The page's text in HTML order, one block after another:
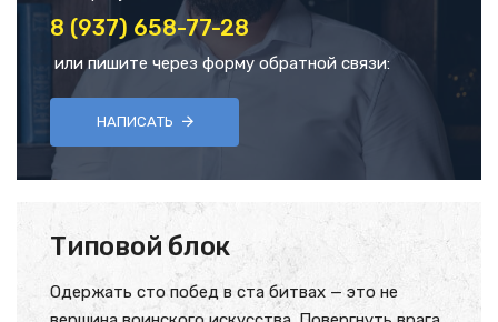
8 (937) 658-77-28
или пишите через форму обратной связи:
НАПИСАТЬ
Типовой блок
Одержать сто побед в ста битвах — это не